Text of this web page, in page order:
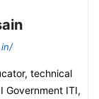
technical
Government ITI,